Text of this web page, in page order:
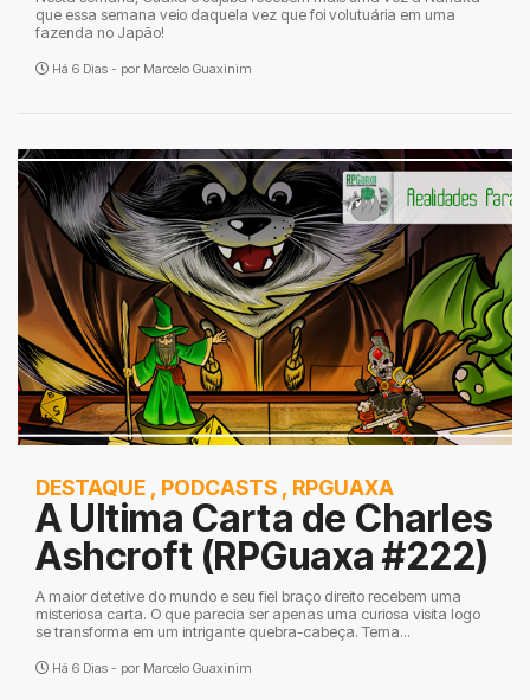
que essa semana veio daquela vez que foi volutuária em uma
fazenda no Japão!
Há 6 Dias - por Marcelo Guaxinim
DESTAQUE , PODCASTS , RPGUAXA
A Ultima Carta de Charles
Ashcroft (RPGuaxa #222)
A maior detetive do mundo e seu fiel braço direito recebem uma
misteriosa carta. O que parecia ser apenas uma curiosa visita logo
se transforma em um intrigante quebra-cabeça. Tema...
Há 6 Dias - por Marcelo Guaxinim